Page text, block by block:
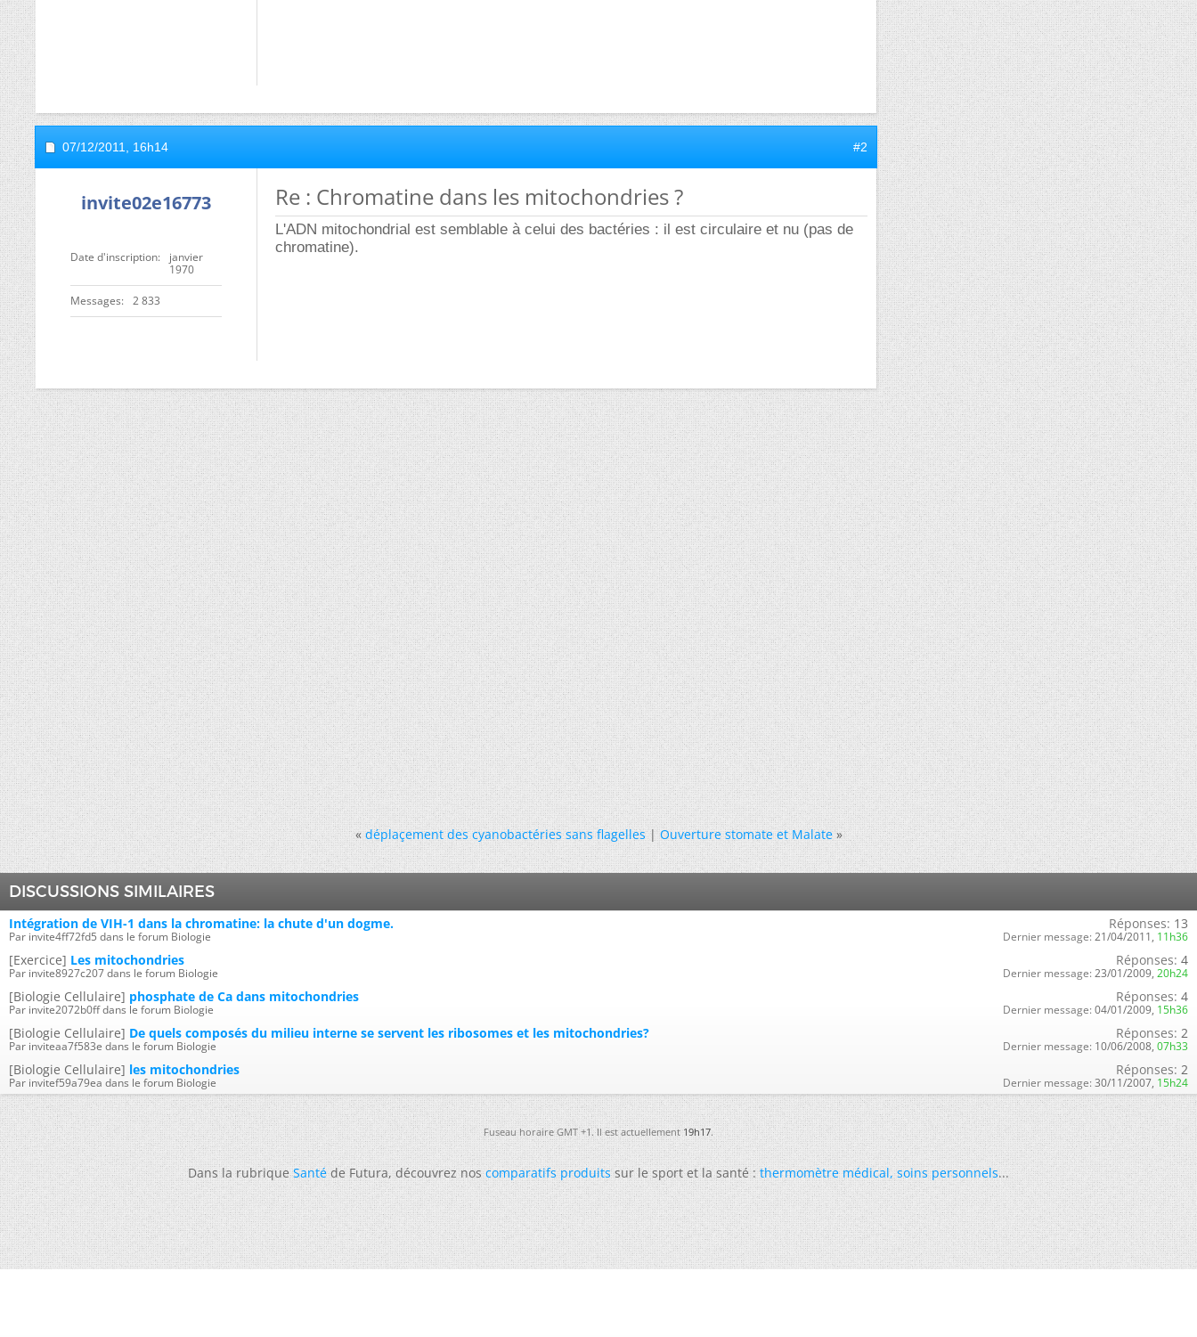
07/12/2011, 16h14 #2
invite02e16773
Date d'inscription
janvier
1970
Messages 2 833
Re : Chromatine dans les mitochondries ?
L'ADN mitochondrial est semblable à celui des bactéries : il est circulaire et nu (pas de
chromatine).
« déplaçement des cyanobactéries sans flagelles|Ouverture stomate et Malate »
DISCUSSIONS SIMILAIRES
Intégration de VIH-1 dans la chromatine: la chute d'un dogme.
Par invite4ff72fd5 dans le forum Biologie
Réponses: 13
Dernier message: 21/04/2011, 11h36
[Exercice] Les mitochondries
Par invite8927c207 dans le forum Biologie
Réponses: 4
Dernier message: 23/01/2009, 20h24
[Biologie Cellulaire] phosphate de Ca dans mitochondries
Par invite2072b0ff dans le forum Biologie
Réponses: 4
Dernier message: 04/01/2009, 15h36
[Biologie Cellulaire] De quels composés du milieu interne se servent les ribosomes et les mitochondries?
Par inviteaa7f583e dans le forum Biologie
Réponses: 2
Dernier message: 10/06/2008, 07h33
[Biologie Cellulaire] les mitochondries
Par invitef59a79ea dans le forum Biologie
Réponses: 2
Dernier message: 30/11/2007, 15h24
Fuseau horaire GMT +1. Il est actuellement19h17.
Dans la rubriqueSantéde Futura, découvrez noscomparatifs produitssur le sport et la santé :thermomètre médical,soins personnels...